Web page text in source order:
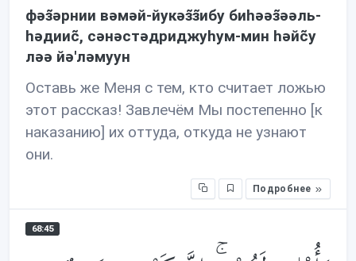
фəз̃əрнии вəмəй-йукəз̃з̃ибу биhəəз̃əəль-
həдииc̃, сəнəстəдриджуhум-мин həйc̃у
лəə йə'лəмуун
Оставь же Меня с тем, кто считает ложью
этот рассказ! Завлечём Мы постепенно [к
наказанию] их оттуда, откуда не узнают
они.
Подробнее
68:45